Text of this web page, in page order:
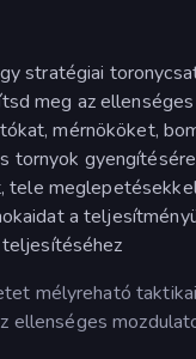
stratégiai
meg az
mérnököket,
tornyok gyengítésére
tele
a
mélyreható
ellenséges